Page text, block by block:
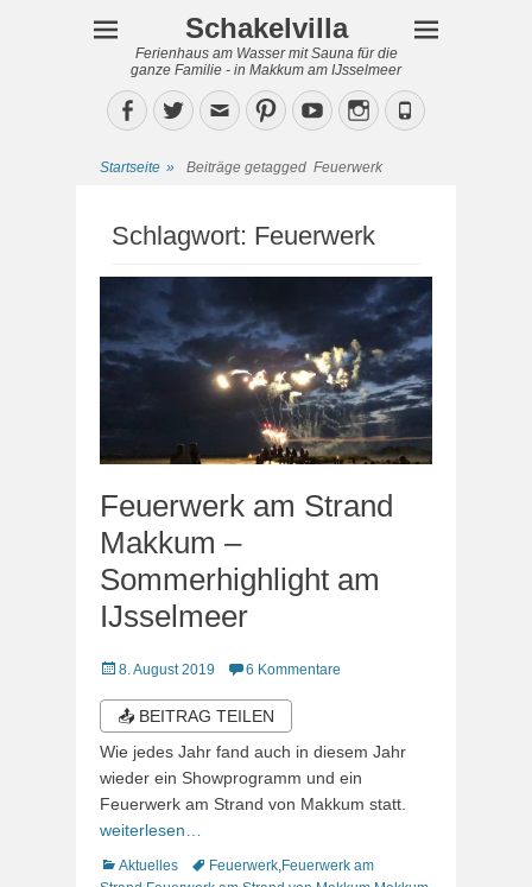
Schakelvilla
Ferienhaus am Wasser mit Sauna für die
ganze Familie - in Makkum am IJsselmeer
Facebook
TwitterEmailPinterestYouTubeInstagram
Phone
Startseite » Beiträge getagged Feuerwerk
Schlagwort: Feuerwerk
Feuerwerk am Strand
Makkum –
Sommerhighlight am
IJsselmeer
Veröffentlicht
8. August 2019 6 Kommentare
📤 BEITRAG TEILEN
Wie jedes Jahr fand auch in diesem Jahr
wieder ein Showprogramm und ein
Feuerwerk am Strand von Makkum statt.
weiterlesen…
Kategorien
Aktuelles Schlagworte
Feuerwerk Feuerwerk am